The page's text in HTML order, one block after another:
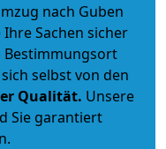
nach Guben
Sachen sicher
Bestimmungsort
selbst von den
Qualität. Unsere
Sie garantiert